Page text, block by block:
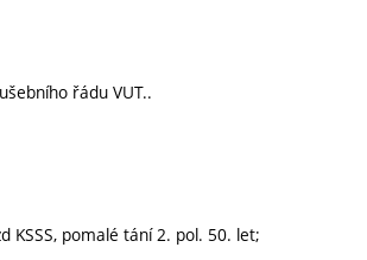
řádu VUT..
KSSS, pomalé tání 2. pol. 50. let;